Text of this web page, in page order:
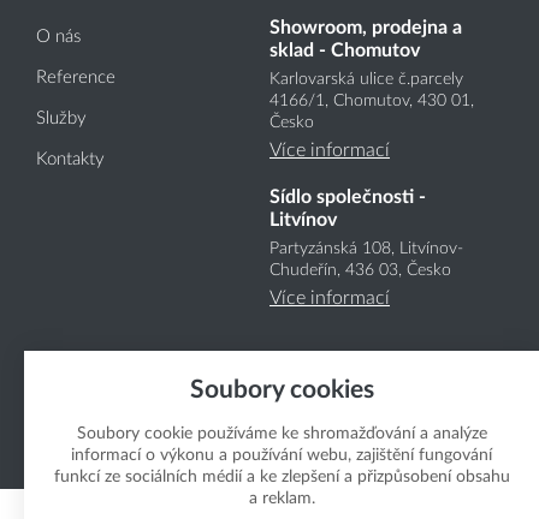
O nás
Reference
Služby
Kontakty
Showroom, prodejna a
sklad - Chomutov
Karlovarská ulice č.parcely
4166/1, Chomutov, 430 01,
Česko
Více informací
Sídlo společnosti -
Litvínov
Partyzánská 108, Litvínov-
Chudeřín, 436 03, Česko
Více informací
Copyright Boukal.CZ 2026
Soubory cookies
Soubory cookie používáme ke shromažďování a analýze
informací o výkonu a používání webu, zajištění fungování
funkcí ze sociálních médií a ke zlepšení a přizpůsobení obsahu
a reklam.